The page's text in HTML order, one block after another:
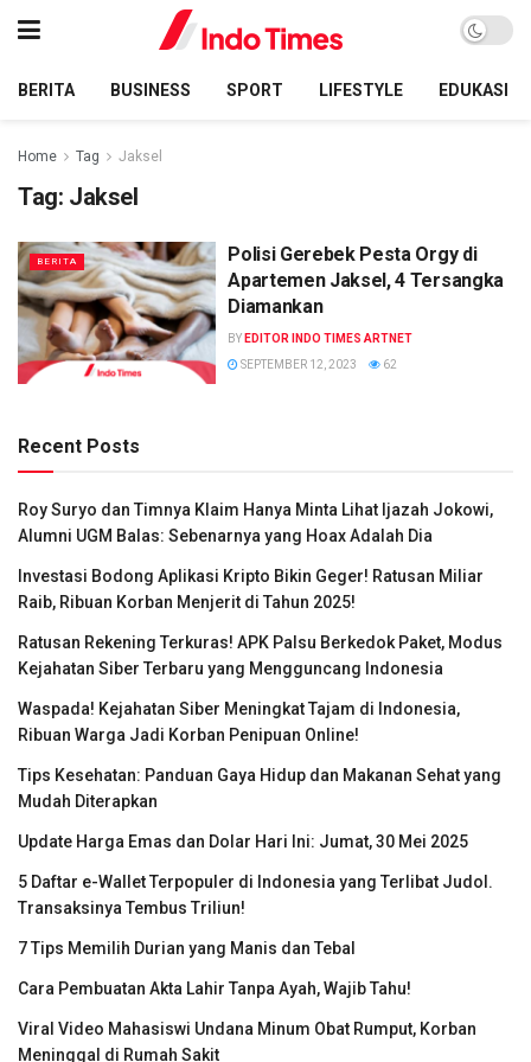
BERITA BUSINESS SPORT LIFESTYLE EDUKASI
Home Tag Jaksel
Tag: Jaksel
BERITA
Polisi Gerebek Pesta Orgy di
Apartemen Jaksel, 4 Tersangka
Diamankan
BY EDITOR INDO TIMES ARTNET
SEPTEMBER 12, 2023
62
Recent Posts
Roy Suryo dan Timnya Klaim Hanya Minta Lihat Ijazah Jokowi,
Alumni UGM Balas: Sebenarnya yang Hoax Adalah Dia
Investasi Bodong Aplikasi Kripto Bikin Geger! Ratusan Miliar
Raib, Ribuan Korban Menjerit di Tahun 2025!
Ratusan Rekening Terkuras! APK Palsu Berkedok Paket, Modus
Kejahatan Siber Terbaru yang Mengguncang Indonesia
Waspada! Kejahatan Siber Meningkat Tajam di Indonesia,
Ribuan Warga Jadi Korban Penipuan Online!
Tips Kesehatan: Panduan Gaya Hidup dan Makanan Sehat yang
Mudah Diterapkan
Update Harga Emas dan Dolar Hari Ini: Jumat, 30 Mei 2025
5 Daftar e-Wallet Terpopuler di Indonesia yang Terlibat Judol.
Transaksinya Tembus Triliun!
7 Tips Memilih Durian yang Manis dan Tebal
Cara Pembuatan Akta Lahir Tanpa Ayah, Wajib Tahu!
Viral Video Mahasiswi Undana Minum Obat Rumput, Korban
Meninggal di Rumah Sakit